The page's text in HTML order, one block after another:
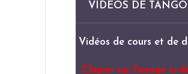
VIDÉOS DE
Vidéos de cours et de
Cliquer sur l’image ci-